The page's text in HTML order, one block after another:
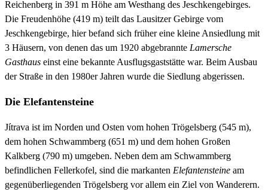
Reichenberg in 391 m Höhe am Westhang des Jeschkengebirges.
Die Freudenhöhe (419 m) teilt das Lausitzer Gebirge vom
Jeschkengebirge, hier befand sich früher eine kleine Ansiedlung mit
3 Häusern, von denen das um 1920 abgebrannte Lamersche
Gasthaus einst eine bekannte Ausflugsgaststätte war. Beim Ausbau
der Straße in den 1980er Jahren wurde die Siedlung abgerissen.
Die Elefantensteine
Jítrava ist im Norden und Osten vom hohen Trögelsberg (545 m),
dem hohen Schwammberg (651 m) und dem hohen Großen
Kalkberg (790 m) umgeben. Neben dem am Schwammberg
befindlichen Fellerkofel, sind die markanten Elefantensteine am
gegenüberliegenden Trögelsberg vor allem ein Ziel von Wanderern.